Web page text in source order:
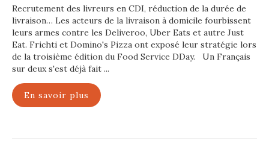
Recrutement des livreurs en CDI, réduction de la durée de
livraison… Les acteurs de la livraison à domicile fourbissent
leurs armes contre les Deliveroo, Uber Eats et autre Just
Eat. Frichti et Domino's Pizza ont exposé leur stratégie lors
de la troisième édition du Food Service DDay. Un Français
sur deux s'est déjà fait ...
En savoir plus